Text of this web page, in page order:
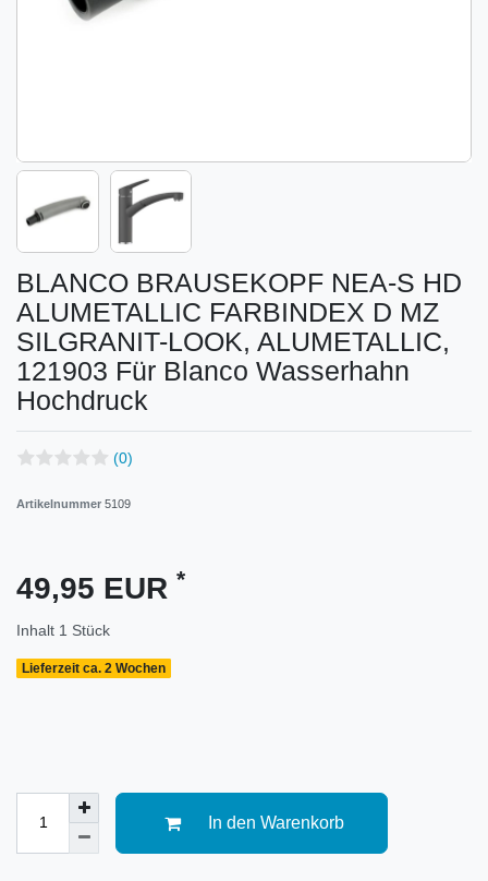
BLANCO BRAUSEKOPF NEA-S HD
ALUMETALLIC FARBINDEX D MZ
SILGRANIT-LOOK, ALUMETALLIC,
121903 Für Blanco Wasserhahn
Hochdruck
(0)
Artikelnummer 5109
49,95 EUR *
Inhalt 1 Stück
Lieferzeit ca. 2 Wochen
In den Warenkorb